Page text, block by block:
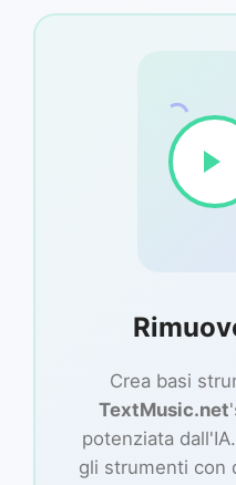
Crea basi
TextMusic.net
potenziata
gli strumenti con